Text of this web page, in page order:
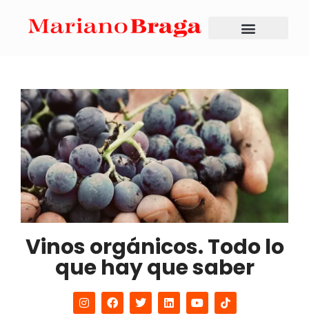
Vinos orgánicos. Todo lo
que hay que saber